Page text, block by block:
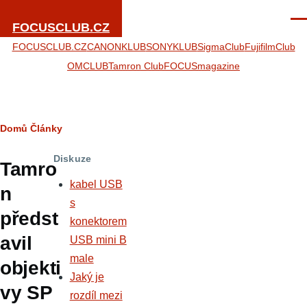
FOCUSCLUB.CZ
FOCUSCLUB.CZCANONKLUBSONYKLUBSigmaClubFujifilmClub
OMCLUBTamron ClubFOCUSmagazine
Drobečková
navigace
Domů Články
Tamro
n
předst
avil
objekti
vy SP
Diskuze
kabel USB
s
konektorem
USB mini B
male
Jaký je
rozdíl mezi